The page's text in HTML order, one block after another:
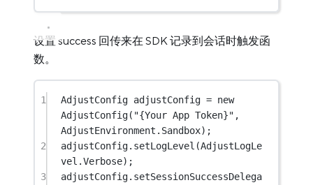
设置 success 回传来在 SDK 记录到会话时触发函
数。
1 AdjustConfig adjustConfig = new
AdjustConfig( "{Your App Token}" ,
AdjustEnvironment.Sandbox);
2
adjustConfig. setLogLevel (AdjustLogLe
vel.Verbose);
3
adjustConfig. setSessionSuccessDelega